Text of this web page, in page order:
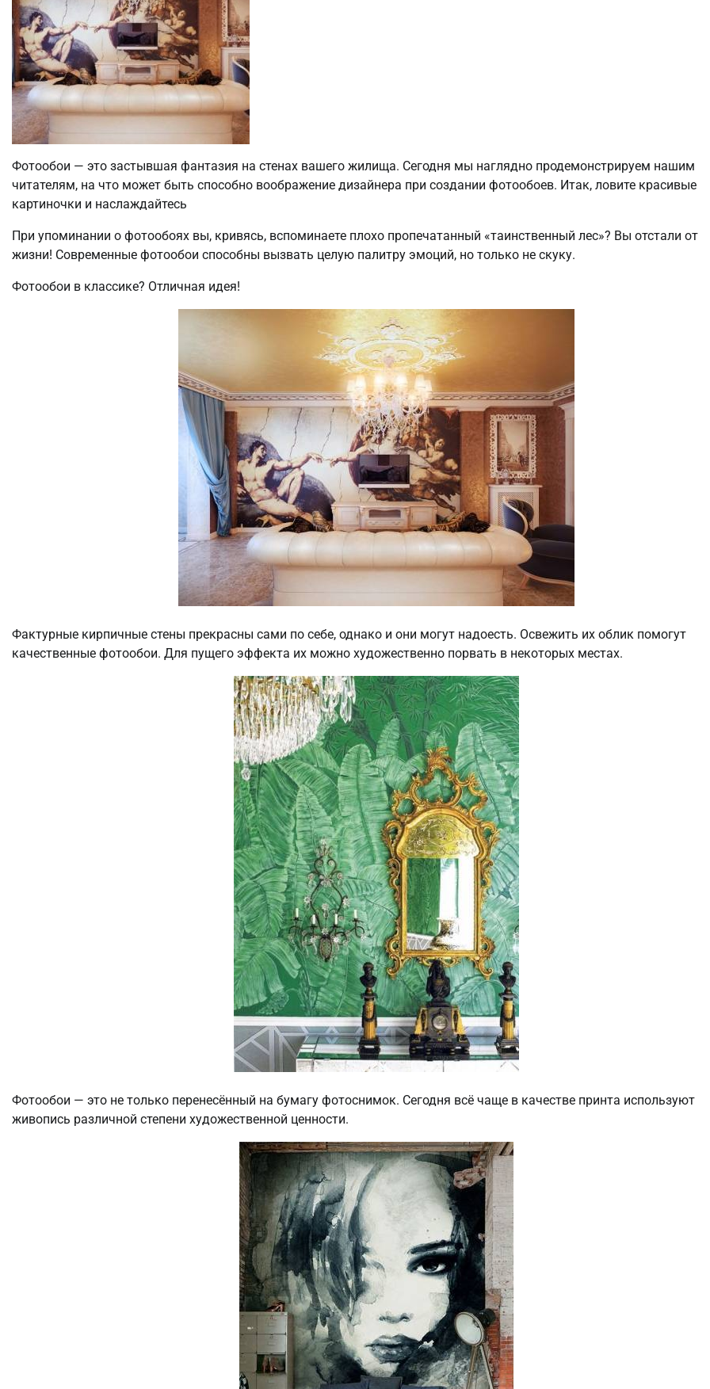
Фотообои — это застывшая фантазия на стенах вашего жилища. Сегодня мы наглядно продемонстрируем нашим
читателям, на что может быть способно воображение дизайнера при создании фотообоев. Итак, ловите красивые
картиночки и наслаждайтесь
При упоминании о фотообоях вы, кривясь, вспоминаете плохо пропечатанный «таинственный лес»? Вы отстали от
жизни! Современные фотообои способны вызвать целую палитру эмоций, но только не скуку.
Фотообои в классике? Отличная идея!
Фактурные кирпичные стены прекрасны сами по себе, однако и они могут надоесть. Освежить их облик помогут
качественные фотообои. Для пущего эффекта их можно художественно порвать в некоторых местах.
Фотообои — это не только перенесённый на бумагу фотоснимок. Сегодня всё чаще в качестве принта используют
живопись различной степени художественной ценности.